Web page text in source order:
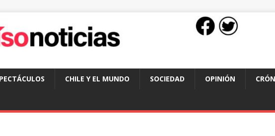
CHILE Y EL MUNDO SOCIEDAD OPINIÓN